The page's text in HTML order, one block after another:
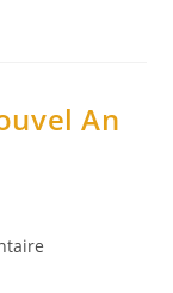
An